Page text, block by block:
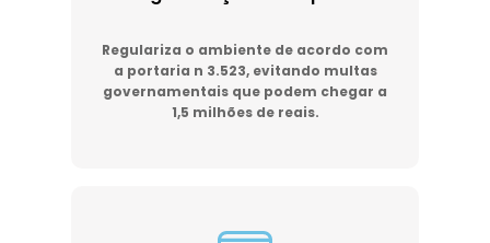
Regulariza o ambiente de acordo com
a portaria n 3.523, evitando multas
governamentais que podem chegar a
1,5 milhões de reais.